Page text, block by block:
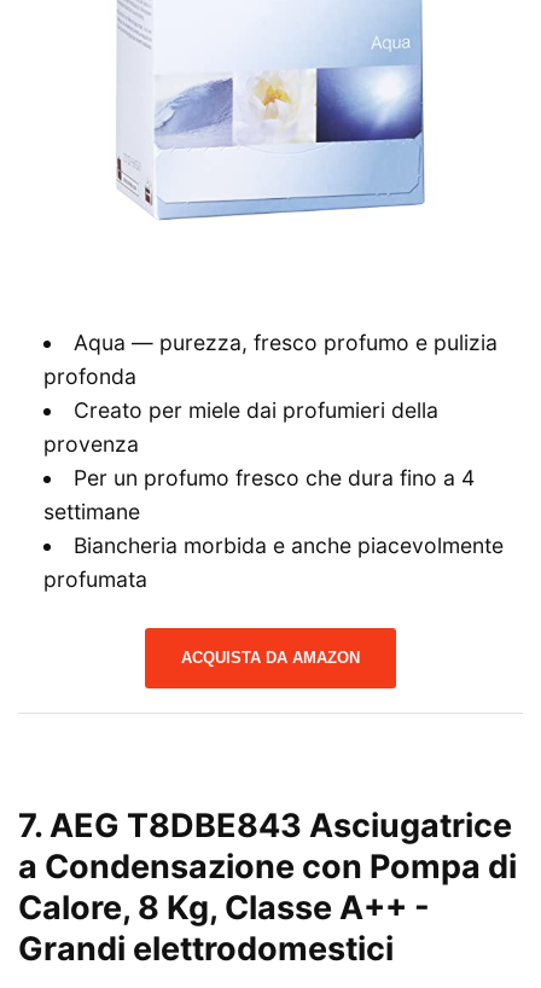
Aqua — purezza, fresco profumo e pulizia
profonda
Creato per miele dai profumieri della
provenza
Per un profumo fresco che dura fino a 4
settimane
Biancheria morbida e anche piacevolmente
profumata
ACQUISTA DA AMAZON
7. AEG T8DBE843 Asciugatrice
a Condensazione con Pompa di
Calore, 8 Kg, Classe A++ -
Grandi elettrodomestici